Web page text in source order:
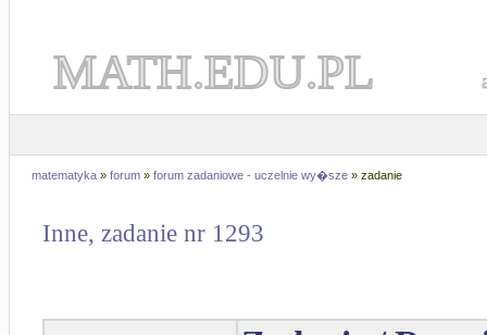
MATH.EDU.PL
matematyka » forum » forum zadaniowe - uczelnie wy�sze » zadanie
Inne, zadanie nr 1293